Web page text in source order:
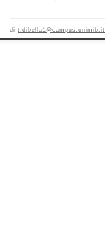
dit.dibella1@campus.unimib.it